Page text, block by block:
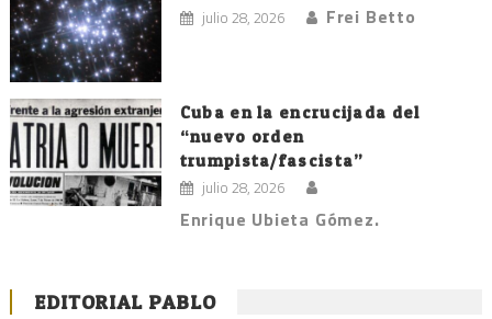
julio 28, 2026 Frei Betto
Cuba en la encrucijada del
“nuevo orden
trumpista/fascista”
julio 28, 2026
Enrique Ubieta Gómez.
EDITORIAL PABLO